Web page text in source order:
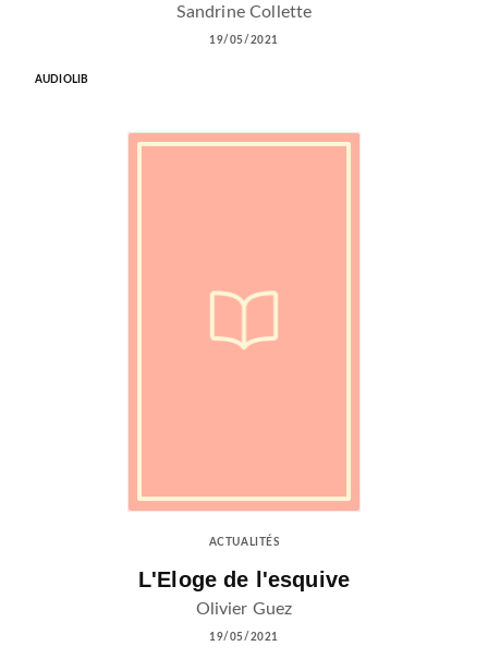
Sandrine Collette
19/05/2021
AUDIOLIB
ACTUALITÉS
L'Eloge de l'esquive
Olivier Guez
19/05/2021